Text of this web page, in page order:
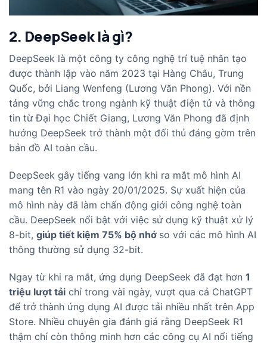
2. DeepSeek là gì?
DeepSeek là một công ty công nghệ trí tuệ nhân tạo
được thành lập vào năm 2023 tại Hàng Châu, Trung
Quốc, bởi Liang Wenfeng (Lương Văn Phong). Với nền
tảng vững chắc trong ngành kỹ thuật điện tử và thông
tin từ Đại học Chiết Giang, Lương Văn Phong đã định
hướng DeepSeek trở thành một đối thủ đáng gờm trên
bản đồ AI toàn cầu.
DeepSeek gây tiếng vang lớn khi ra mắt mô hình AI
mang tên R1 vào ngày 20/01/2025. Sự xuất hiện của
mô hình này đã làm chấn động giới công nghệ toàn
cầu. DeepSeek nổi bật với việc sử dụng kỹ thuật xử lý
8-bit, giúp tiết kiệm 75% bộ nhớ so với các mô hình AI
thông thường sử dụng 32-bit.
Ngay từ khi ra mắt, ứng dụng DeepSeek đã đạt hơn 1
triệu lượt tải chỉ trong vài ngày, vượt qua cả ChatGPT
để trở thành ứng dụng AI được tải nhiều nhất trên App
Store. Nhiều chuyên gia đánh giá rằng DeepSeek R1
thậm chí còn thông minh hơn các công cụ AI nổi tiếng